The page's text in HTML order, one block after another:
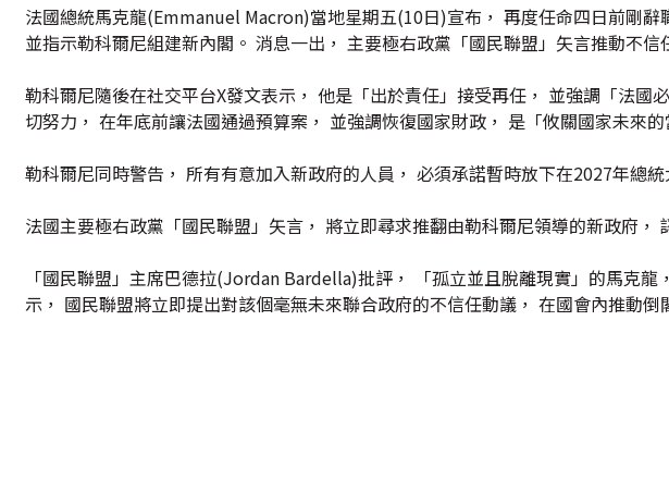
法國總統馬克龍(Emmanuel Macron)當地星期五(10日)宣布， 再度任命四日前剛
並指示勒科爾尼組建新內閣。 消息一出， 主要極右政黨「國民聯盟」矢言推動不信
勒科爾尼隨後在社交平台X發文表示， 他是「出於責任」接受再任， 並強調「法國
切努力， 在年底前讓法國通過預算案， 並強調恢復國家財政， 是「攸關國家未來的
勒科爾尼同時警告， 所有有意加入新政府的人員， 必須承諾暫時放下在2027年總統
法國主要極右政黨「國民聯盟」矢言， 將立即尋求推翻由勒科爾尼領導的新政府，
「國民聯盟」主席巴德拉(Jordan Bardella)批評， 「孤立並且脫離現實」的馬克
示， 國民聯盟將立即提出對該個毫無未來聯合政府的不信任動議， 在國會內推動倒